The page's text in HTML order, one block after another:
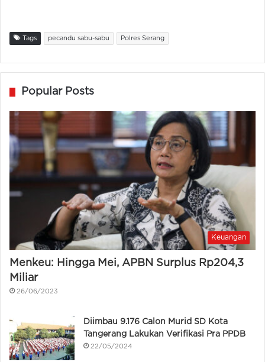
Tags pecandu sabu-sabu Polres Serang
Popular Posts
Keuangan
Menkeu: Hingga Mei, APBN Surplus Rp204,3
Miliar
26/06/2023
Diimbau 9.176 Calon Murid SD Kota
Tangerang Lakukan Verifikasi Pra PPDB
22/05/2024